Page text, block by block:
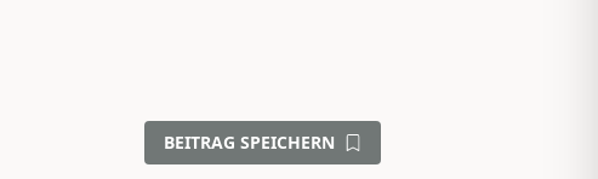
BEITRAG SPEICHERN